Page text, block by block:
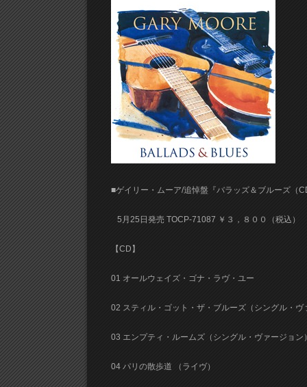
■ゲイリー・ムーア/追悼盤『バラッズ＆ブルーズ（
5月25日発売 TOCP-71087 ￥３，８００（税込）
【CD】
01 オールウェイズ・ゴナ・ラヴ・ユー
02 スティル・ゴット・ザ・ブルーズ（シングル・ヴ
03 エンプティ・ルームズ（シングル・ヴァージョン
04 パリの散歩道 （ライヴ）